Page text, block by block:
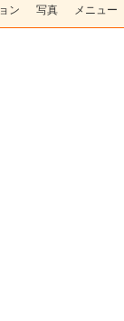
ン 写真 メニュー